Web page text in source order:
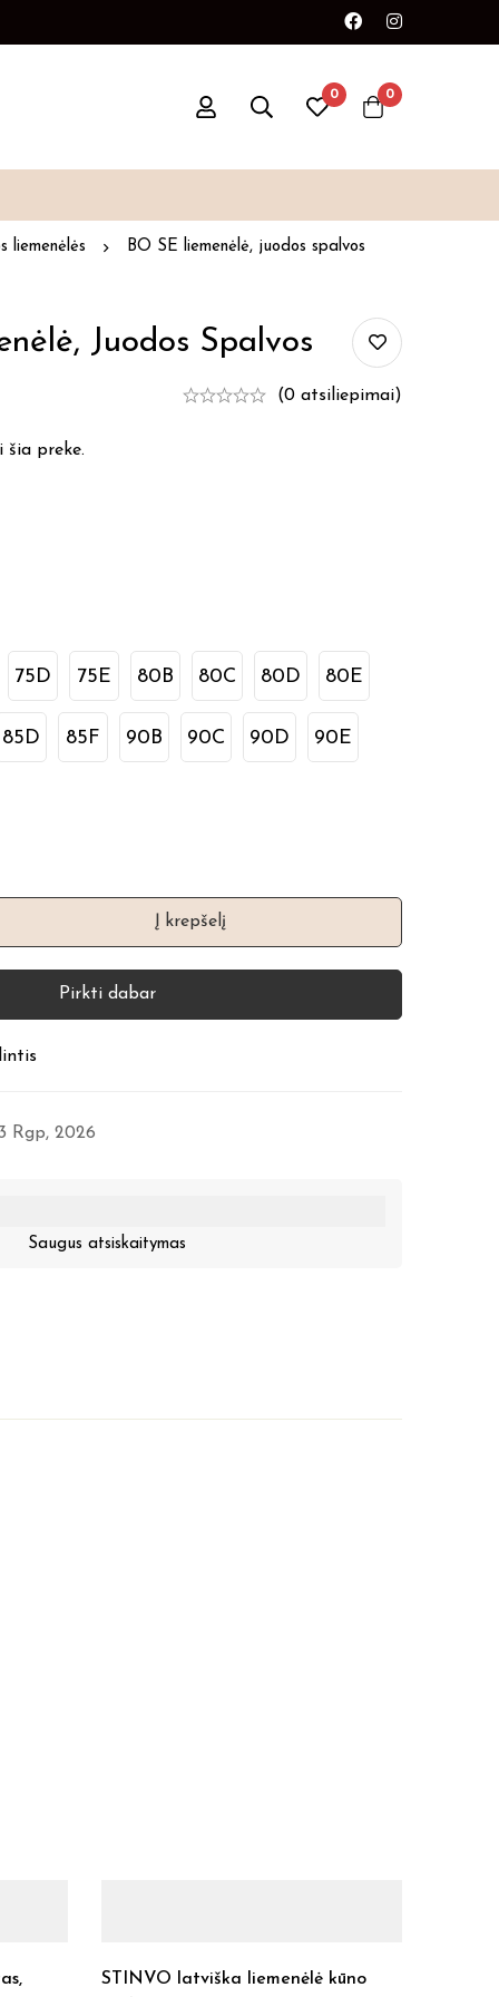
0 0
liemenėlės BO SE liemenėlė, juodos spalvos
Juodos Spalvos
(0 atsiliepimai)
šia preke.
75D 75E 80B 80C 80D 80E
85D 85F 90B 90C 90D 90E
Į krepšelį
Pirkti dabar
Rgp, 2026
Saugus atsiskaitymas
STINVO latviška liemenėlė kūno